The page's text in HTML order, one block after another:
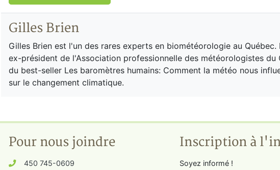
Gilles Brien
Gilles Brien est l'un des rares experts en biométéorologie au
ex-président de l'Association professionnelle des météorologistes
du best-seller Les baromètres humains: Comment la météo nous
sur le changement climatique.
Pour nous joindre
450 745-0609
Inscription à
Soyez informé !